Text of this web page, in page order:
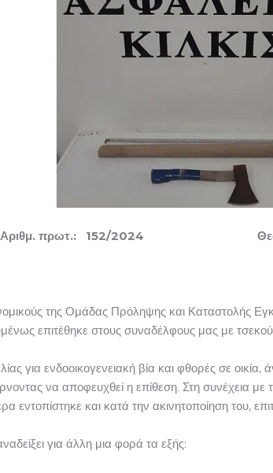
Αριθμ. πρωτ.: 152/2024
της Ομάδας Πρόληψης και Καταστολής
επιτέθηκε στους συναδέλφους μας με
για ενδοοικογενειακή βία και φθορές σε
να αποφευχθεί η επίθεση. Στη συνέχεια
εντοπίστηκε και κατά την ακινητοποίηση του,
για άλλη μια φορά τα εξής: